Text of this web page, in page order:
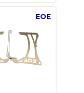
EOE